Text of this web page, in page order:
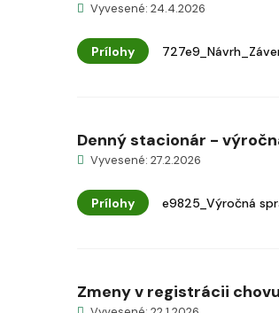
Vyvesené: 24.4.2026
Prílohy
Denný stacionár -
Vyvesené: 27.2.2026
Prílohy e9825_Výročná
Zmeny v registrácii chovu